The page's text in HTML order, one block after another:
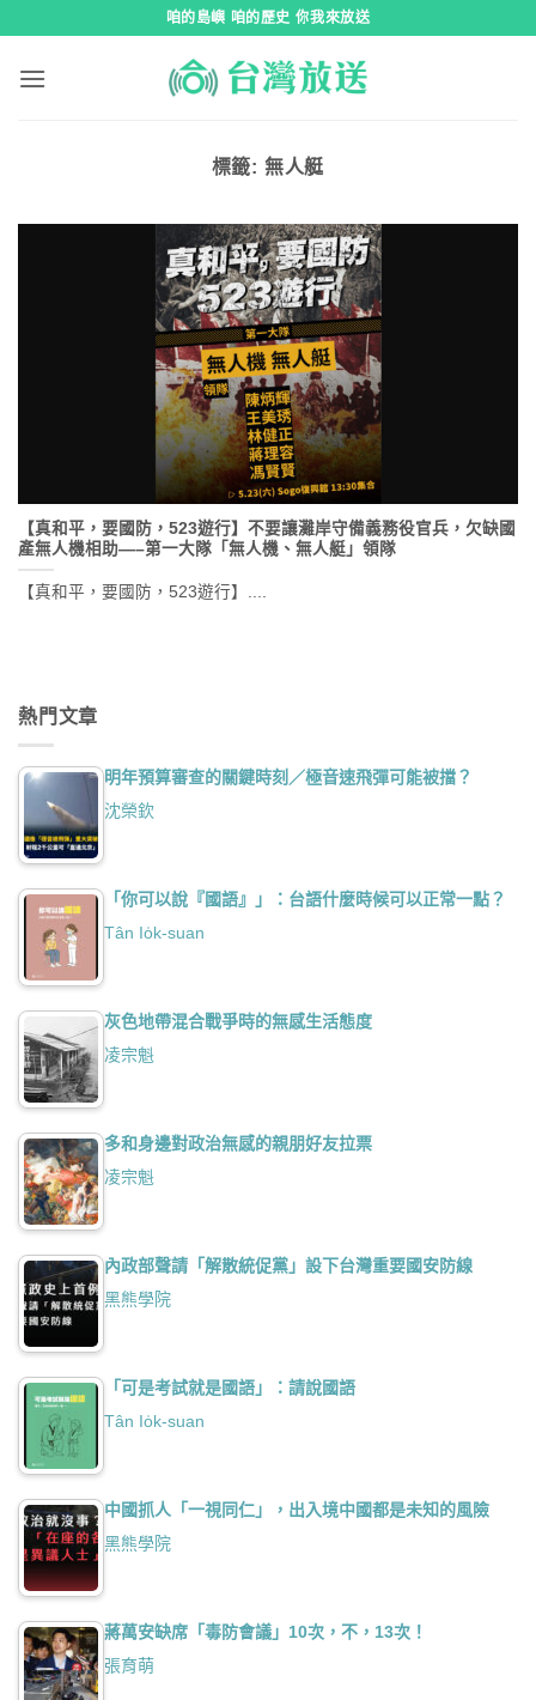
咱的島嶼 咱的歷史 你我來放送
標籤: 無人艇
【真和平，要國防，523遊行】不要讓灘岸守備義務役官兵，欠缺國
產無人機相助—–第一大隊「無人機、無人艇」領隊
【真和平，要國防，523遊行】....
熱門文章
明年預算審查的關鍵時刻／極音速飛彈可能被擋？
沈榮欽
「你可以說『國語』」：台語什麼時候可以正常一點？
Tân Io̍k-suan
灰色地帶混合戰爭時的無感生活態度
凌宗魁
多和身邊對政治無感的親朋好友拉票
凌宗魁
內政部聲請「解散統促黨」設下台灣重要國安防線
黑熊學院
「可是考試就是國語」：請說國語
Tân Io̍k-suan
中國抓人「一視同仁」，出入境中國都是未知的風險
黑熊學院
蔣萬安缺席「毒防會議」10次，不，13次！
張育萌